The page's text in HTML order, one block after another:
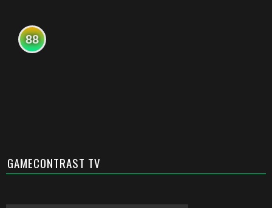
88
GAMECONTRAST TV